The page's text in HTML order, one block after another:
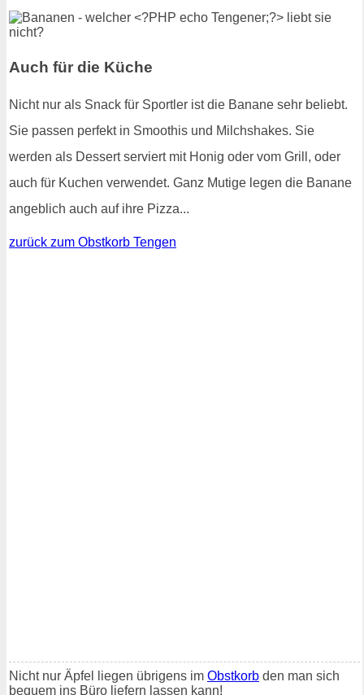
Auch für die Küche
Nicht nur als Snack für Sportler ist die Banane sehr beliebt.
Sie passen perfekt in Smoothis und Milchshakes. Sie
werden als Dessert serviert mit Honig oder vom Grill, oder
auch für Kuchen verwendet. Ganz Mutige legen die Banane
angeblich auch auf ihre Pizza...
zurück zum Obstkorb Tengen
Nicht nur Äpfel liegen übrigens im Obstkorb den man sich
bequem ins Büro liefern lassen kann!